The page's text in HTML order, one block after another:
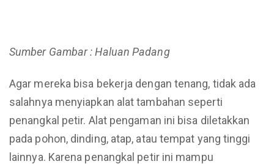
Sumber Gambar : Haluan Padang
Agar mereka bisa bekerja dengan tenang, tidak ada
salahnya menyiapkan alat tambahan seperti
penangkal petir. Alat pengaman ini bisa diletakkan
pada pohon, dinding, atap, atau tempat yang tinggi
lainnya. Karena penangkal petir ini mampu